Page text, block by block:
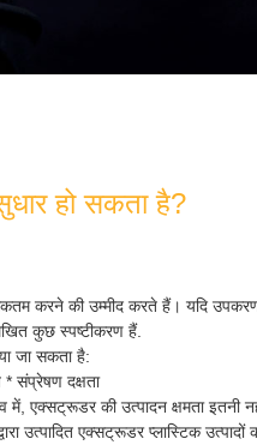
हो सकता है?
करने की उम्मीद करते हैं। यदि
कुछ स्पष्टीकरण हैं.
जा सकता है:
* संप्रेषण दक्षता
एक्सट्रूडर की उत्पादन क्षमता इतनी
उत्पादित एक्सट्रूडर प्लास्टिक उत्पादों